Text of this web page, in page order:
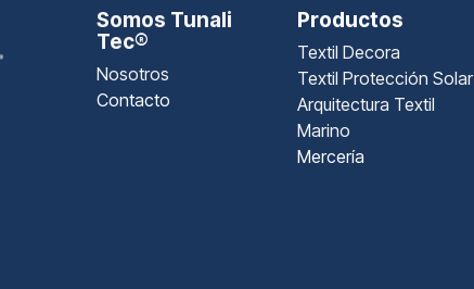
Somos Tunali
Tec®
Nosotros
Contacto
Productos
Textil Decora
Textil Protección Solar
Arquitectura Textil
Marino
Mercería